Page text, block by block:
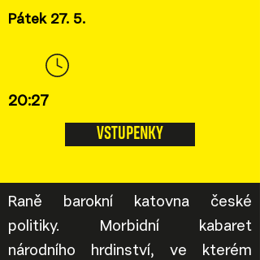
Pátek 27. 5.
20:27
VSTUPENKY
Raně barokní katovna české
politiky. Morbidní kabaret
národního hrdinství, ve kterém